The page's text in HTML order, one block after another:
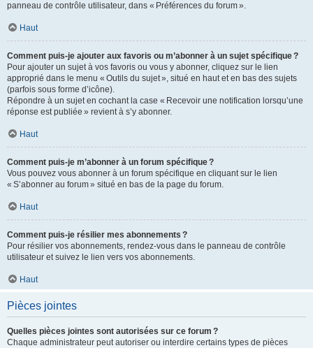
panneau de contrôle utilisateur, dans « Préférences du forum ».
Haut
Comment puis-je ajouter aux favoris ou m’abonner à un sujet spécifique ?
Pour ajouter un sujet à vos favoris ou vous y abonner, cliquez sur le lien
approprié dans le menu « Outils du sujet », situé en haut et en bas des sujets
(parfois sous forme d’icône).
Répondre à un sujet en cochant la case « Recevoir une notification lorsqu’une
réponse est publiée » revient à s’y abonner.
Haut
Comment puis-je m’abonner à un forum spécifique ?
Vous pouvez vous abonner à un forum spécifique en cliquant sur le lien
« S’abonner au forum » situé en bas de la page du forum.
Haut
Comment puis-je résilier mes abonnements ?
Pour résilier vos abonnements, rendez-vous dans le panneau de contrôle
utilisateur et suivez le lien vers vos abonnements.
Haut
Pièces jointes
Quelles pièces jointes sont autorisées sur ce forum ?
Chaque administrateur peut autoriser ou interdire certains types de pièces